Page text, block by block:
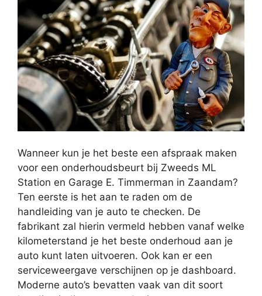
Wanneer kun je het beste een afspraak maken
voor een onderhoudsbeurt bij Zweeds ML
Station en Garage E. Timmerman in Zaandam?
Ten eerste is het aan te raden om de
handleiding van je auto te checken. De
fabrikant zal hierin vermeld hebben vanaf welke
kilometerstand je het beste onderhoud aan je
auto kunt laten uitvoeren. Ook kan er een
serviceweergave verschijnen op je dashboard.
Moderne auto’s bevatten vaak van dit soort